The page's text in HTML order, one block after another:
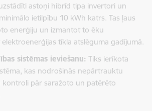
astoņi hibrīd tipa invertori un
ietilpību 10 kWh katrs. Tas ļaus
enerģiju un izmantot to ēku
tīkla atslēguma gadījumā.
sistēmas ieviešanu: Tiks ierīkota
kas nodrošinās nepārtrauktu
pār saražoto un patērēto